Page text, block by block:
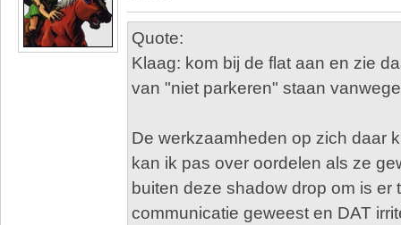
Quote:
Klaag: kom bij de flat aan en zie
van "niet parkeren" staan
De werkzaamheden op zich daar
kan ik pas over oordelen als ze
buiten deze shadow drop om is er
communicatie geweest en DAT